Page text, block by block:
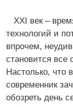
XXI век –
технологий и
впрочем,
становится все
Настолько, что
современник
обозреть день